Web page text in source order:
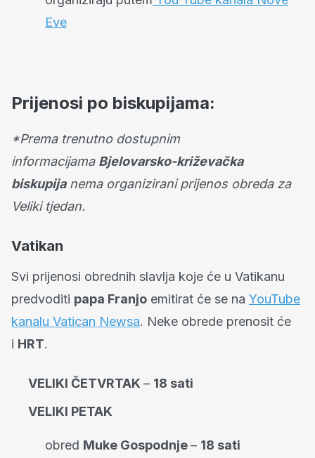
Eve
Prijenosi po biskupijama:
*Prema trenutno dostupnim
informacijama Bjelovarsko-križevačka
biskupijanema organizirani prijenos obreda za
Veliki tjedan.
Vatikan
Svi prijenosi obrednih slavlja koje će u Vatikanu
predvoditi papa Franjo emitirat će se na YouTube
kanalu Vatican Newsa. Neke obrede prenosit će
i HRT.
VELIKI ČETVRTAK – 18 sati
VELIKI PETAK
obred Muke Gospodnje– 18 sati